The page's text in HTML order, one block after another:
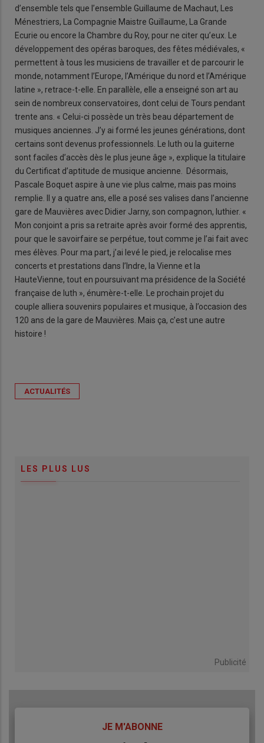
d’ensemble tels que l’ensemble Guillaume de Machaut, Les
Ménestriers, La Compagnie Maistre Guillaume, La Grande
Ecurie ou encore la Chambre du Roy, pour ne citer qu’eux. Le
développement des opéras baroques, des fêtes médiévales, «
permettent à tous les musiciens de travailler et de parcourir le
monde, notamment l’Europe, l’Amérique du nord et l’Amérique
latine », retrace-t-elle. En parallèle, elle a enseigné son art au
sein de nombreux conservatoires, dont celui de Tours pendant
trente ans. « Celui-ci possède un très beau département de
musiques anciennes. J’y ai formé les jeunes générations, dont
certains sont devenus professionnels. Le luth ou la guiterne
sont faciles d’accès dès le plus jeune âge », explique la titulaire
du Certificat d’aptitude de musique ancienne. Désormais,
Pascale Boquet aspire à une vie plus calme, mais pas moins
remplie. Il y a quatre ans, elle a posé ses valises dans l’ancienne
gare de Mauvières avec Didier Jarny, son compagnon, luthier. «
Mon conjoint a pris sa retraite après avoir formé des apprentis,
pour que le savoirfaire se perpétue, tout comme je l’ai fait avec
mes élèves. Pour ma part, j’ai levé le pied, je relocalise mes
concerts et prestations dans l’Indre, la Vienne et la
HauteVienne, tout en poursuivant ma présidence de la Société
française de luth », énumère-t-elle. Le prochain projet du
couple alliera souvenirs populaires et musique, à l’occasion des
120 ans de la gare de Mauvières. Mais ça, c’est une autre
histoire !
ACTUALITÉS
LES PLUS LUS
Publicité
JE M'ABONNE